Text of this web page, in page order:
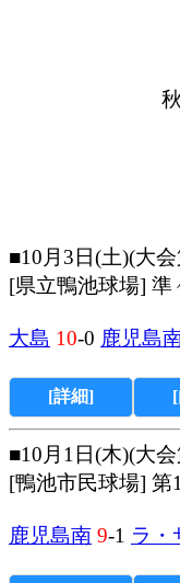
■10月3日(土)(大
[県立鴨池球場] 準
大島 10-0 鹿児島
[詳細]
■10月1日(木)(大
[鴨池市民球場] 第
鹿児島南 9-1 ラ・